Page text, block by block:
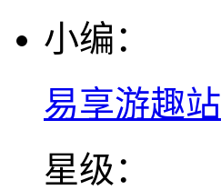
小编：
易享游趣站
星级：